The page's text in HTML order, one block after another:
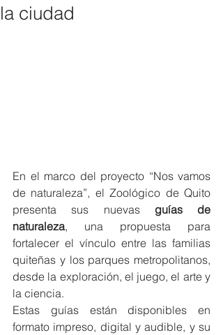
la ciudad
En el marco del proyecto “Nos vamos
de naturaleza”, el Zoológico de Quito
presenta sus nuevas guías de
naturaleza, una propuesta para
fortalecer el vínculo entre las familias
quiteñas y los parques metropolitanos,
desde la exploración, el juego, el arte y
la ciencia.
Estas guías están disponibles en
formato impreso, digital y audible, y su